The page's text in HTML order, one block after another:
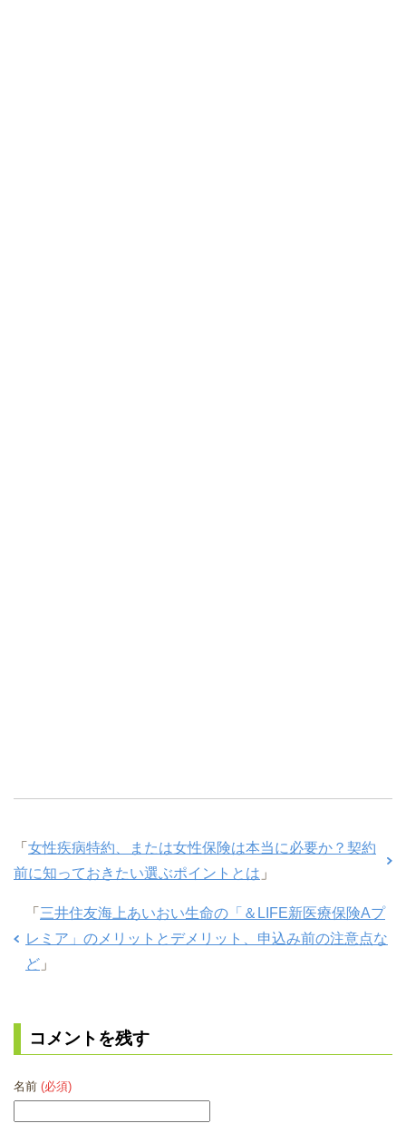
「 女性疾病特約、または女性保険は本当に必要か？契約
前に知っておきたい選ぶポイントとは 」
「 三井住友海上あいおい生命の「＆LIFE新医療保険Aプ
レミア」のメリットとデメリット、申込み前の注意点な
ど 」
コメントを残す
名前 (必須)